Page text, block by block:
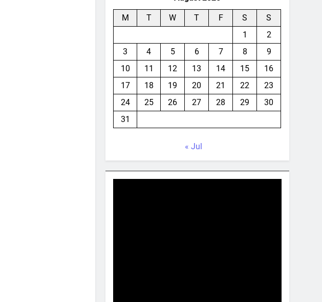
M T W T F S
S
1
2
3
4 5 6 7 8
9
10
11 12 13 14 15
16
17
18 19 20 21 22
23
24
25 26 27 28 29
30
31
« Jul